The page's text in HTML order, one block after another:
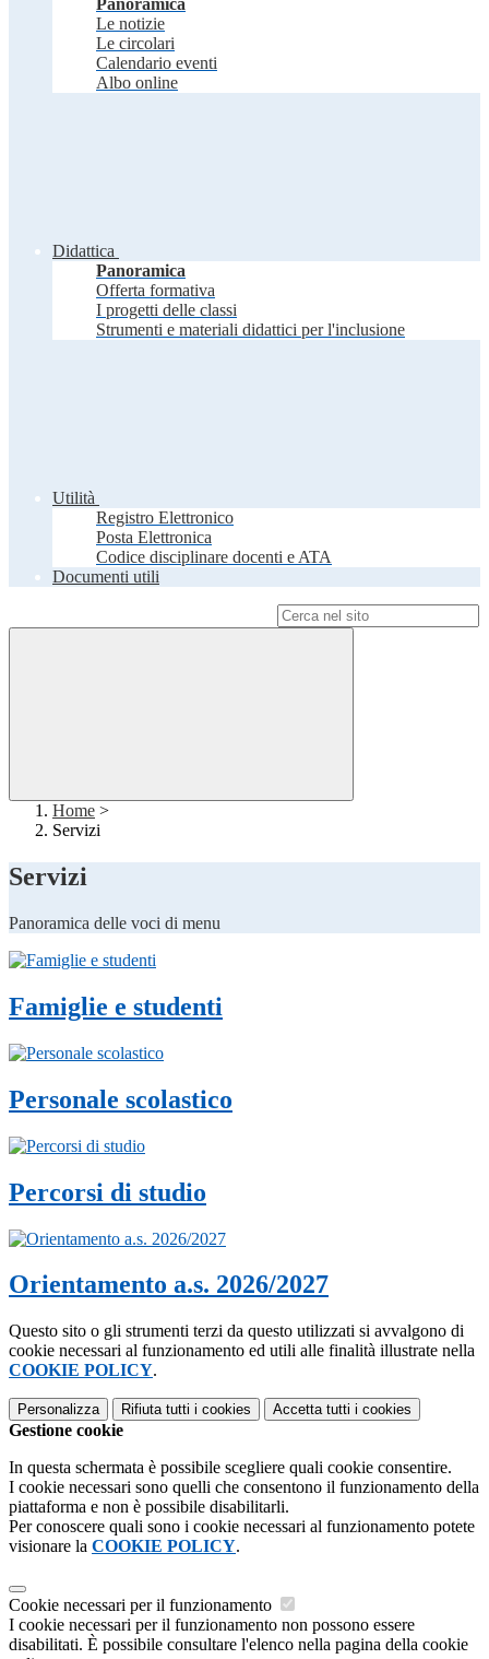
Panoramica
Le notizie
Le circolari
Calendario eventi
Albo online
Didattica
Panoramica
Offerta formativa
I progetti delle classi
Strumenti e materiali didattici per l'inclusione
Utilità
Registro Elettronico
Posta Elettronica
Codice disciplinare docenti e ATA
Documenti utili
Home >
Servizi
Servizi
Panoramica delle voci di menu
Famiglie e studenti
Personale scolastico
Percorsi di studio
Orientamento a.s. 2026/2027
Questo sito o gli strumenti terzi da questo utilizzati si avvalgono di
cookie necessari al funzionamento ed utili alle finalità illustrate nella
COOKIE POLICY.
Personalizza Rifiuta tutti i cookies Accetta tutti i cookies
Gestione cookie
In questa schermata è possibile scegliere quali cookie consentire.
I cookie necessari sono quelli che consentono il funzionamento della
piattaforma e non è possibile disabilitarli.
Per conoscere quali sono i cookie necessari al funzionamento potete
visionare la COOKIE POLICY.
Cookie necessari per il funzionamento
I cookie necessari per il funzionamento non possono essere
disabilitati. È possibile consultare l'elenco nella pagina della cookie